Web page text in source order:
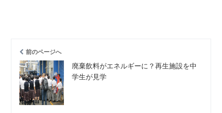
前のページへ
廃棄飲料がエネルギーに？再生施設を中
学生が見学